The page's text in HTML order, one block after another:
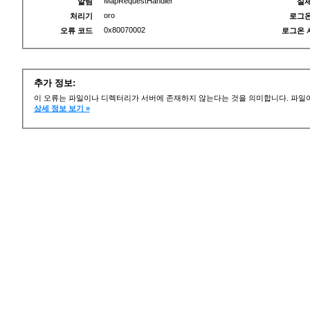
처리기
oro
오류 코드
0x80070002
로그
로그온
추가 정보:
이 오류는 파일이나 디렉터리가 서버에 존재하지 않는다는 것을 의미합니다. 파
상세 정보 보기 »